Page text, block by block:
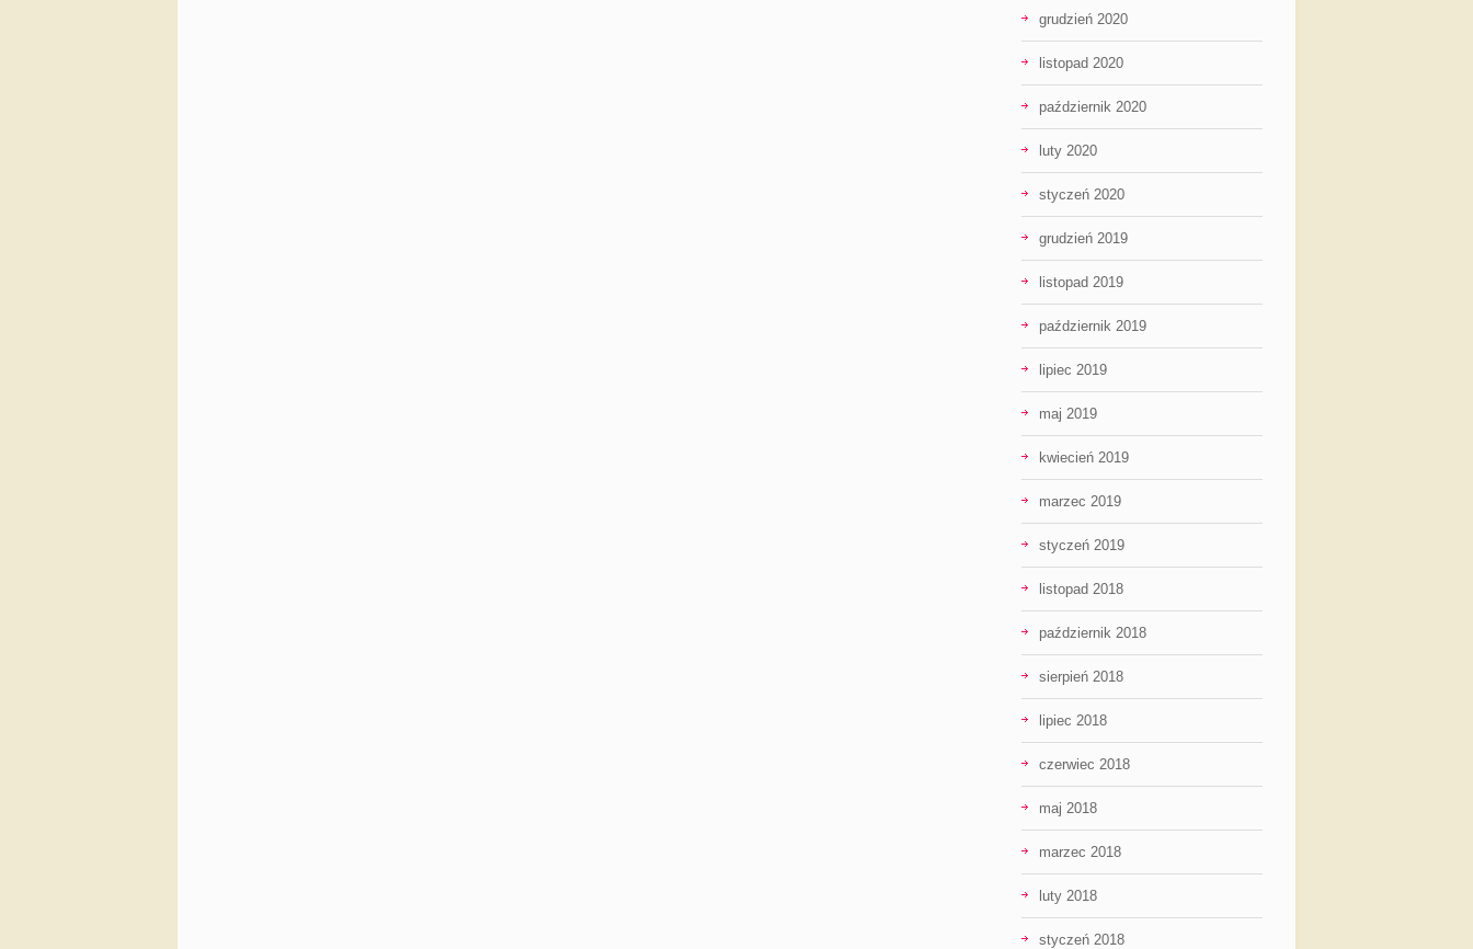
grudzień 2020
listopad 2020
październik 2020
luty 2020
styczeń 2020
grudzień 2019
listopad 2019
październik 2019
lipiec 2019
maj 2019
kwiecień 2019
marzec 2019
styczeń 2019
listopad 2018
październik 2018
sierpień 2018
lipiec 2018
czerwiec 2018
maj 2018
marzec 2018
luty 2018
styczeń 2018